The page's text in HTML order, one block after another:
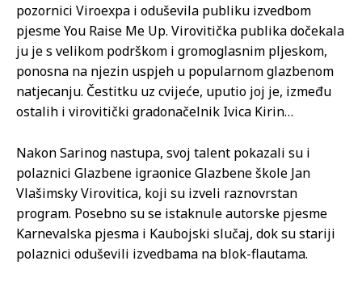
pozornici Viroexpa i oduševila publiku izvedbom
pjesme You Raise Me Up. Virovitička publika dočekala
ju je s velikom podrškom i gromoglasnim pljeskom,
ponosna na njezin uspjeh u popularnom glazbenom
natjecanju. Čestitku uz cvijeće, uputio joj je, između
ostalih i virovitički gradonačelnik Ivica Kirin…
Nakon Sarinog nastupa, svoj talent pokazali su i
polaznici Glazbene igraonice Glazbene škole Jan
Vlašimsky Virovitica, koji su izveli raznovrstan
program. Posebno su se istaknule autorske pjesme
Karnevalska pjesma i Kaubojski slučaj, dok su stariji
polaznici oduševili izvedbama na blok-flautama.